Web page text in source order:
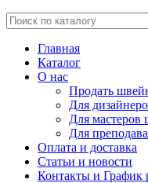
Главная
Каталог
О нас
Продать
Для
Для мастеров
Для
Оплата и доставка
Статьи и новости
Контакты и График